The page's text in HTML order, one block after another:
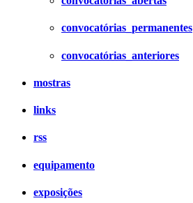
convocatórias_permanentes
convocatórias_anteriores
mostras
links
rss
equipamento
exposições